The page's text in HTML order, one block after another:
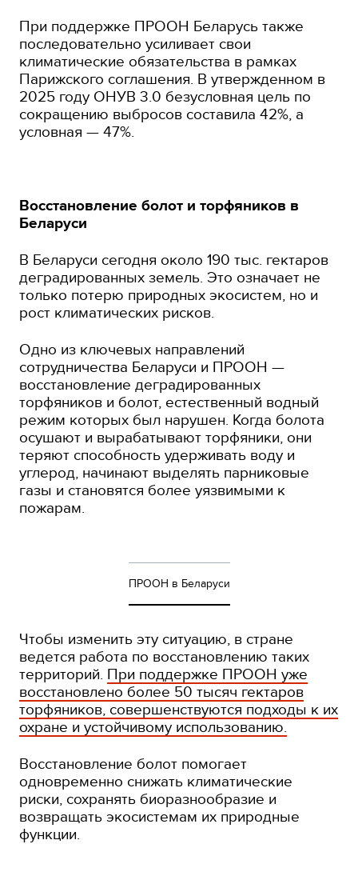
При поддержке ПРООН Беларусь также
последовательно усиливает свои
климатические обязательства в рамках
Парижского соглашения. В утвержденном в
2025 году ОНУВ 3.0 безусловная цель по
сокращению выбросов составила 42%, а
условная — 47%.
Восстановление болот и торфяников в
Беларуси
В Беларуси сегодня около 190 тыс. гектаров
деградированных земель. Это означает не
только потерю природных экосистем, но и
рост климатических рисков.
Одно из ключевых направлений
сотрудничества Беларуси и ПРООН —
восстановление деградированных
торфяников и болот, естественный водный
режим которых был нарушен. Когда болота
осушают и вырабатывают торфяники, они
теряют способность удерживать воду и
углерод, начинают выделять парниковые
газы и становятся более уязвимыми к
пожарам.
ПРООН в Беларуси
Чтобы изменить эту ситуацию, в стране
ведется работа по восстановлению таких
территорий. При поддержке ПРООН уже
восстановлено более 50 тысяч гектаров
торфяников, совершенствуются подходы к их
охране и устойчивому использованию.
Восстановление болот помогает
одновременно снижать климатические
риски, сохранять биоразнообразие и
возвращать экосистемам их природные
функции.